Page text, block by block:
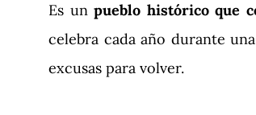
Es unpueblo histórico que
celebra cada año durante
excusas para volver.